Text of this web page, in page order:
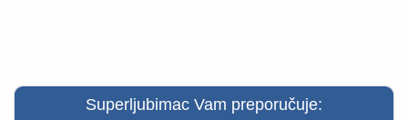
Superljubimac Vam preporučuje: